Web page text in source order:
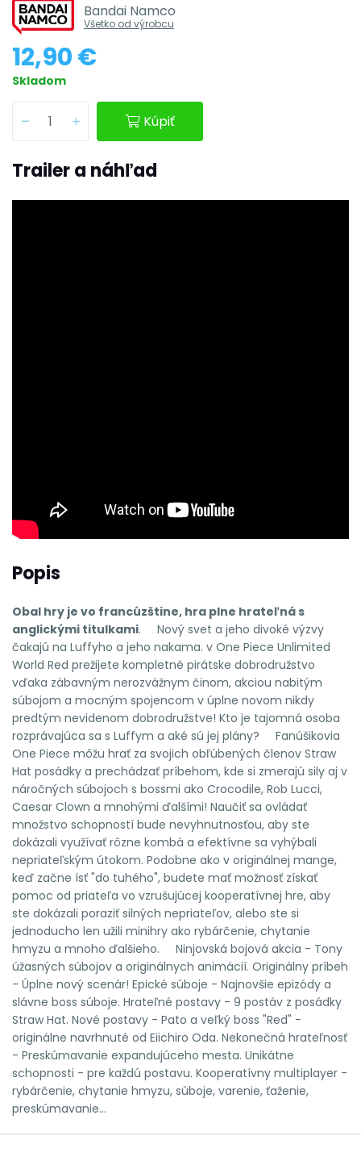
Bandai Namco
Všetko od výrobcu
12,90 €
Skladom
Kúpiť
Trailer a náhľad
Popis
Obal hry je vo francúzštine, hra plne hrateľná s
anglickými titulkami. Nový svet a jeho divoké výzvy
čakajú na Luffyho a jeho nakama. v One Piece Unlimited
World Red prežijete kompletné pirátske dobrodružstvo
vďaka zábavným nerozvážnym činom, akciou nabitým
súbojom a mocným spojencom v úplne novom nikdy
predtým nevidenom dobrodružstve! Kto je tajomná osoba
rozprávajúca sa s Luffym a aké sú jej plány? Fanúšikovia
One Piece môžu hrať za svojich obľúbených členov Straw
Hat posádky a prechádzať príbehom, kde si zmerajú sily aj v
náročných súbojoch s bossmi ako Crocodile, Rob Lucci,
Caesar Clown a mnohými ďalšími! Naučiť sa ovládať
množstvo schopností bude nevyhnutnosťou, aby ste
dokázali využívať rôzne kombá a efektívne sa vyhýbali
nepriateľským útokom. Podobne ako v originálnej mange,
keď začne ísť "do tuhého", budete mať možnosť získať
pomoc od priateľa vo vzrušujúcej kooperatívnej hre, aby
ste dokázali poraziť silných nepriateľov, alebo ste si
jednoducho len užili minihry ako rybárčenie, chytanie
hmyzu a mnoho ďalšieho. Ninjovská bojová akcia - Tony
úžasných súbojov a originálnych animácií. Originálny príbeh
- Úplne nový scenár! Epické súboje - Najnovšie epizódy a
slávne boss súboje. Hrateľné postavy - 9 postáv z posádky
Straw Hat. Nové postavy - Pato a veľký boss "Red" -
originálne navrhnuté od Eiichiro Oda. Nekonečná hrateľnosť
- Preskúmavanie expandujúceho mesta. Unikátne
schopnosti - pre každú postavu. Kooperatívny multiplayer -
rybárčenie, chytanie hmyzu, súboje, varenie, ťaženie,
preskúmavanie...